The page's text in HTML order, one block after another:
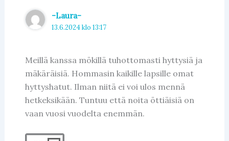
-Laura-
13.6.2024 klo 13:17
Meillä kanssa mökillä tuhottomasti hyttysiä ja
mäkäräisiä. Hommasin kaikille lapsille omat
hyttyshatut. Ilman niitä ei voi ulos mennä
hetkeksikään. Tuntuu että noita öttiäisiä on
vaan vuosi vuodelta enemmän.